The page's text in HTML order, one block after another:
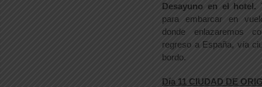
Desayuno en el hotel.
para embarcar en
donde enlazaremos
regreso a España, vía
bordo.
Día 11 CIUDAD DE